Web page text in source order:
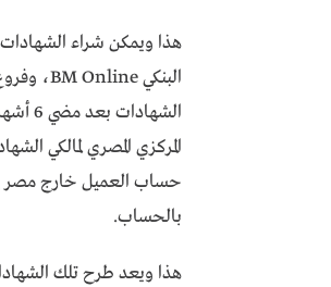
هذا ويمكن شراء الشهادات
البنكي
،
الشهادات بعد مضي
المركزي المصري لمالكي
حساب العميل خارج مصر
بالحساب.
هذا ويعد طرح تلك